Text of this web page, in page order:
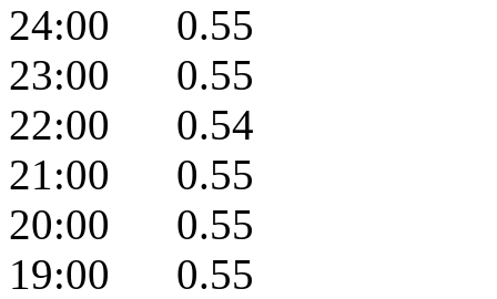
24:00 0.55
23:00 0.55
22:00 0.54
21:00 0.55
20:00 0.55
19:00 0.55